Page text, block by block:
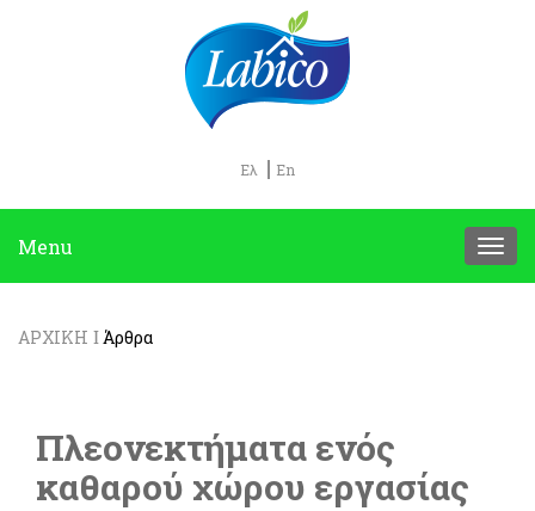
Ελ En
Menu
ΑΡΧΙΚΗ Άρθρα
Πλεονεκτήματα ενός
καθαρού χώρου εργασίας